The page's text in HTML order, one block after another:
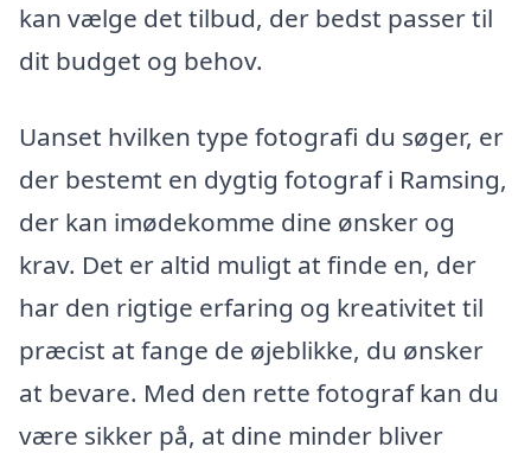
kan vælge det tilbud, der bedst passer til
dit budget og behov.
Uanset hvilken type fotografi du søger, er
der bestemt en dygtig fotograf i Ramsing,
der kan imødekomme dine ønsker og
krav. Det er altid muligt at finde en, der
har den rigtige erfaring og kreativitet til
præcist at fange de øjeblikke, du ønsker
at bevare. Med den rette fotograf kan du
være sikker på, at dine minder bliver